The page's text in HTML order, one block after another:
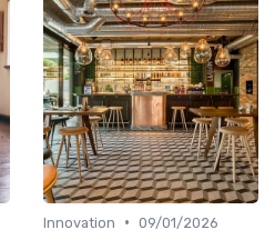
Innovation • 09/01/2026